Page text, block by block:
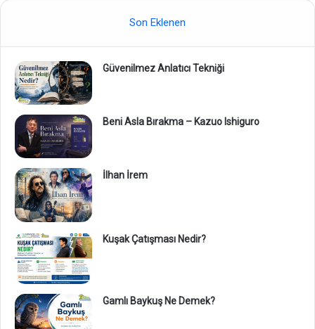
Son Eklenen
Güvenilmez Anlatıcı Tekniği
Beni Asla Bırakma – Kazuo Ishiguro
İlhan İrem
Kuşak Çatışması Nedir?
Gamlı Baykuş Ne Demek?